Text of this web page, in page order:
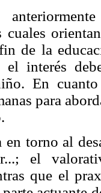
cuales
de la
el interés
En
para
torno al
el
que el